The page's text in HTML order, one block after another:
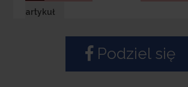
wpisu
artykuł
Podziel się